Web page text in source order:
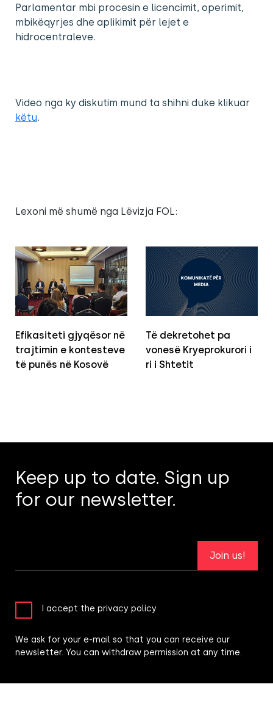
Parlamentar mbi procesin e licencimit, operimit,
mbikëqyrjes dhe aplikimit për lejet e
hidrocentraleve.
Video nga ky diskutim mund ta shihni duke klikuar
këtu.
Lexoni më shumë nga Lëvizja FOL:
Efikasiteti gjyqësor në
trajtimin e kontesteve
të punës në Kosovë
Të dekretohet pa
vonesë Kryeprokurori i
ri i Shtetit
Keep up to date. Sign up
for our newsletter.
Join us!
I accept the privacy policy
We ask for your e-mail so that you can receive our
newsletter. You can withdraw permission at any time.